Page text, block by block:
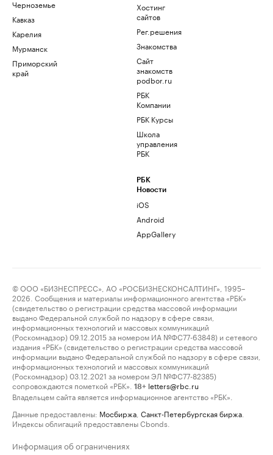
Черноземье
Кавказ
Карелия
Мурманск
Приморский
край
Хостинг
сайтов
Рег.решения
Знакомства
Сайт
знакомств
podbor.ru
РБК
Компании
РБК Курсы
Школа
управления
РБК
РБК
Новости
iOS
Android
AppGallery
© ООО «БИЗНЕСПРЕСС», АО «РОСБИЗНЕСКОНСАЛТИНГ», 1995–
2026. Сообщения и материалы информационного агентства «РБК»
(свидетельство о регистрации средства массовой информации
выдано Федеральной службой по надзору в сфере связи,
информационных технологий и массовых коммуникаций
(Роскомнадзор) 09.12.2015 за номером ИА №ФС77-63848) и сетевого
издания «РБК» (свидетельство о регистрации средства массовой
информации выдано Федеральной службой по надзору в сфере связи,
информационных технологий и массовых коммуникаций
(Роскомнадзор) 03.12.2021 за номером ЭЛ №ФС77-82385)
сопровождаются пометкой «РБК».
18+ letters@rbc.ru
Владельцем сайта является информационное агентство «РБК».
Данные предоставлены: Мосбиржа Санкт-Петербургская биржа
Индексы облигаций предоставлены Cbonds.
Информация об ограничениях